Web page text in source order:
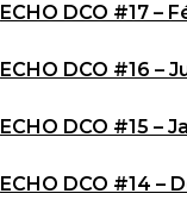
ECHO DCO #17 –
ECHO DCO #16 –
ECHO DCO #15 –
ECHO DCO #14 –